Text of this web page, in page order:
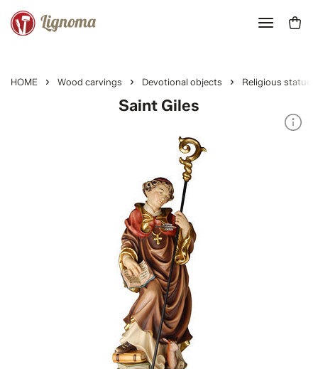
HOME Wood carvings Devotional objects Religious statues
Saint Giles